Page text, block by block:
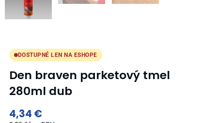
DOSTUPNÉ LEN NA ESHOPE
Den braven parketový tmel
280ml dub
4,34 €